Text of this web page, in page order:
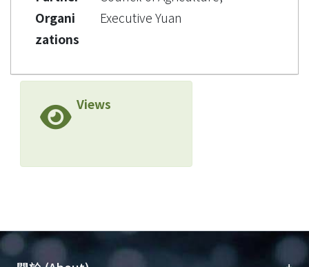
Organi
zations
Executive Yuan
Views